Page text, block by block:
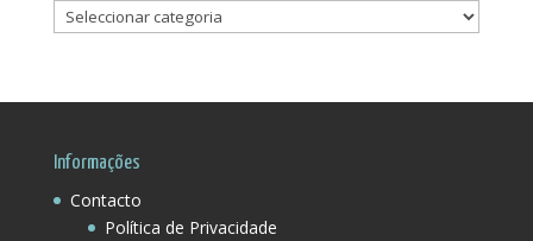
Pesquisar
Por
Informações
Contacto
Política de Privacidade